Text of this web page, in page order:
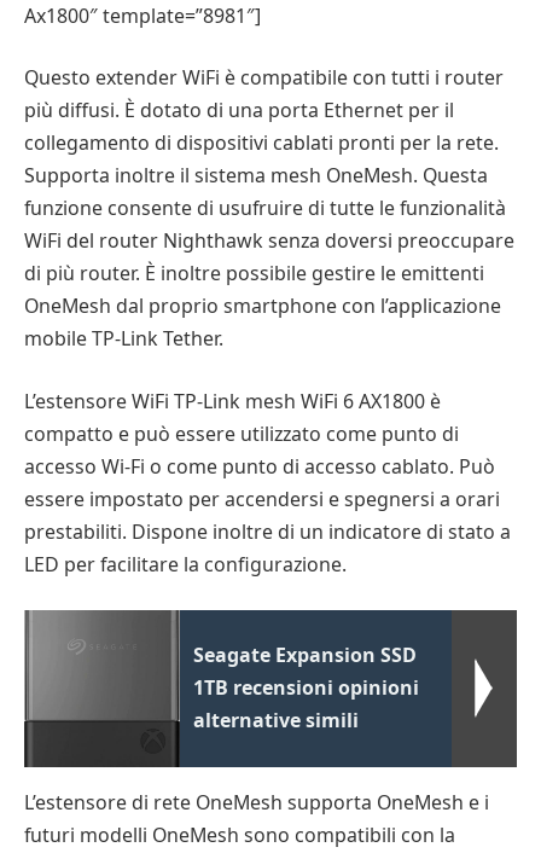
Ax1800″ template=”8981″]
Questo extender WiFi è compatibile con tutti i router
più diffusi. È dotato di una porta Ethernet per il
collegamento di dispositivi cablati pronti per la rete.
Supporta inoltre il sistema mesh OneMesh. Questa
funzione consente di usufruire di tutte le funzionalità
WiFi del router Nighthawk senza doversi preoccupare
di più router. È inoltre possibile gestire le emittenti
OneMesh dal proprio smartphone con l’applicazione
mobile TP-Link Tether.
L’estensore WiFi TP-Link mesh WiFi 6 AX1800 è
compatto e può essere utilizzato come punto di
accesso Wi-Fi o come punto di accesso cablato. Può
essere impostato per accendersi e spegnersi a orari
prestabiliti. Dispone inoltre di un indicatore di stato a
LED per facilitare la configurazione.
Seagate Expansion SSD
1TB recensioni opinioni
alternative simili
L’estensore di rete OneMesh supporta OneMesh e i
futuri modelli OneMesh sono compatibili con la